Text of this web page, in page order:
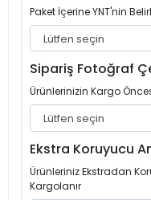
Paket İçerine YNT'nin
Sipariş Fotoğraf
Ürünlerinizin Kargo
Ekstra Koruyucu
Ürünleriniz Ekstradan
Kargolanır